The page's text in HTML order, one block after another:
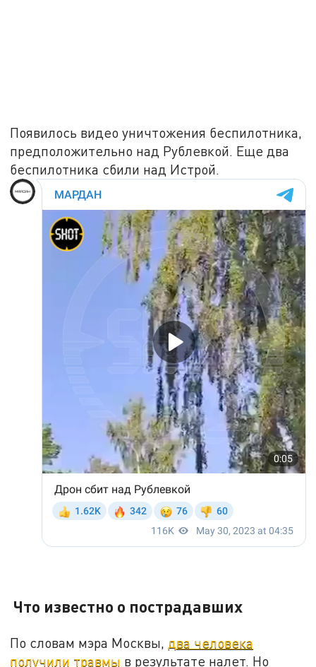
Появилось видео уничтожения беспилотника,
предположительно над Рублевкой. Еще два
беспилотника сбили над Истрой.
Что известно о пострадавших
По словам мэра Москвы, два человека
получили травмы в результате налет. Но